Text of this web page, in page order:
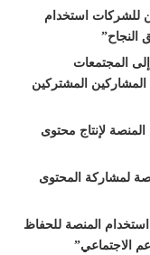
للشركات استخدام
النجاح”
المجتمعات
المشتركين
لإنتاج محتوى
لمشاركة المحتوى
المنصة للحفاظ
الاجتماعي”